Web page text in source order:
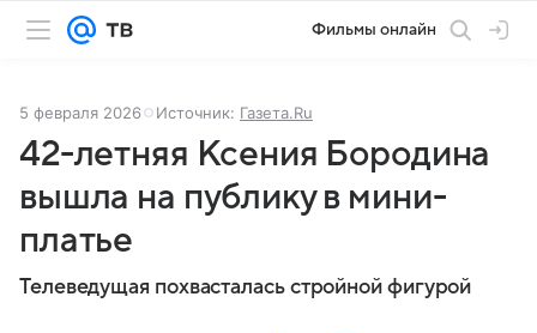
Фильмы онлайн
5 февраля 2026 Источник: Газета.Ru
42-летняя Ксения Бородина
вышла на публику в мини-
платье
Телеведущая похвасталась стройной фигурой